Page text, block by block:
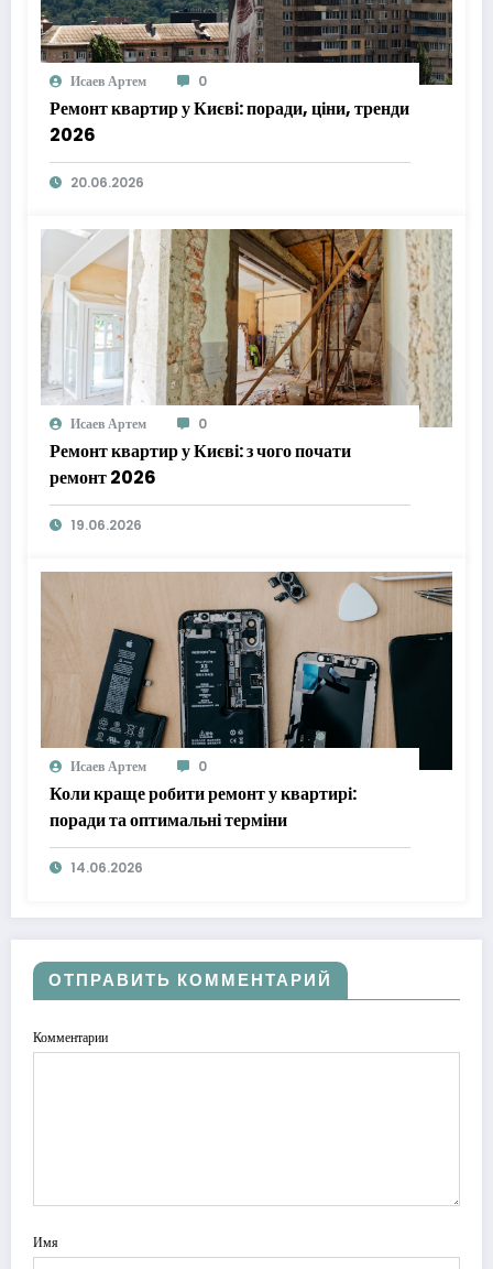
Исаев Артем 0
Ремонт квартир у Києві: поради, ціни, тренди
2026
20.06.2026
Исаев Артем 0
Ремонт квартир у Києві: з чого почати
ремонт 2026
19.06.2026
Исаев Артем 0
Коли краще робити ремонт у квартирі:
поради та оптимальні терміни
14.06.2026
ОТПРАВИТЬ КОММЕНТАРИЙ
Комментарии
Имя